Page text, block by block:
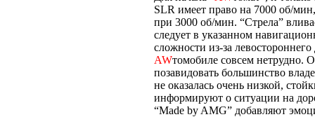
SLR имеет право на 7000 об/
при 3000 об/мин. “Стрела”
следует в указанном
сложности из-за
AWтомобиле совсем нетрудно.
позавидовать большинство
не оказалась очень низкой,
информируют о ситуации на
“Мade by AMG” добавляют